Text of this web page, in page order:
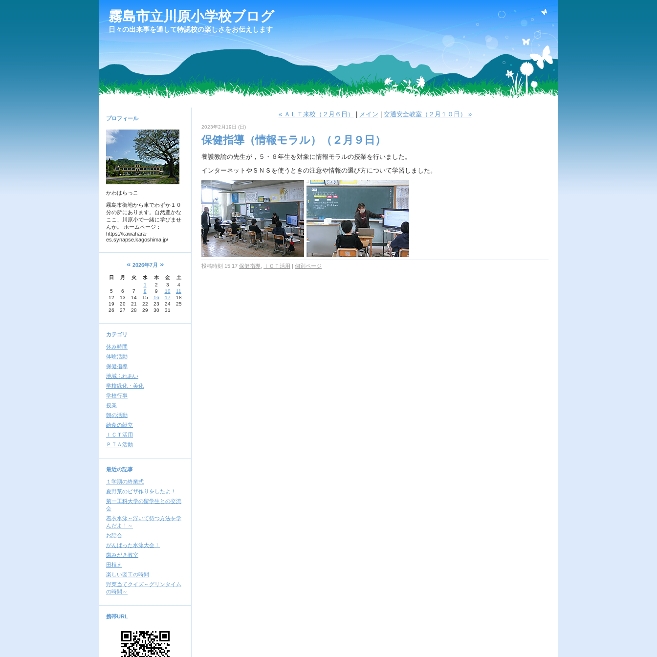
霧島市立川原小学校ブログ
日々の出来事を通して特認校の楽しさをお伝えします
プロフィール
かわはらっこ
霧島市街地から車でわずか１０
分の所にあります。自然豊かな
ここ、川原小で一緒に学びませ
んか。 ホームページ：
https://kawahara-
es.synapse.kagoshima.jp/
« 2026年7月 »
日 月 火 水 木 金
土
1
2 3
4
5
6 7 8 9 10
11
12
13 14 15 16 17
18
19
20 21 22 23 24
25
26
27 28 29 30 31
カテゴリ
休み時間
体験活動
保健指導
地域ふれあい
学校緑化・美化
学校行事
授業
朝の活動
給食の献立
ＩＣＴ活用
ＰＴＡ活動
最近の記事
１学期の終業式
夏野菜のピザ作りをしたよ！
第一工科大学の留学生との交流
会
着衣水泳～浮いて待つ方法を学
んだよ！～
お話会
がんばった水泳大会！
歯みがき教室
田植え
楽しい図工の時間
野菜当てクイズ～グリンタイム
の時間～
携帯URL
« ＡＬＴ来校（２月６日） メイン 交通安全教室（２月１０日） »
2023年2月19日 (日)
保健指導（情報モラル）（２月９日）
養護教諭の先生が，５・６年生を対象に情報モラルの授業を行いました。
インターネットやＳＮＳを使うときの注意や情報の選び方について学習しました。
投稿時刻 15:17 保健指導 ＩＣＴ活用 | 個別ページ